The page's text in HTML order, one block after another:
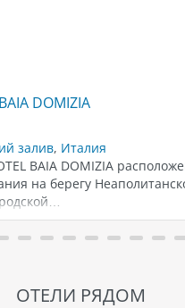
DOMIZIA
залив, Италия
BAIA DOMIZIA
на берегу
ОТЕЛИ РЯДОМ